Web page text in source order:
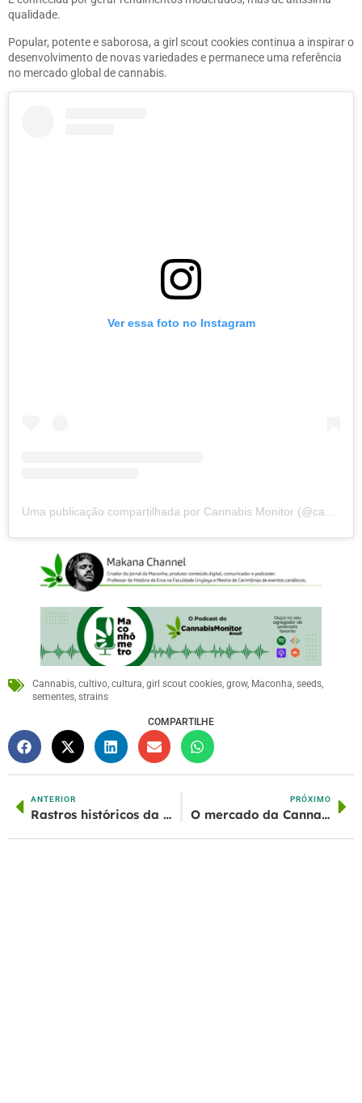
qualidade.
Popular, potente e saborosa, a girl scout cookies continua a inspirar o
desenvolvimento de novas variedades e permanece uma referência
no mercado global de cannabis.
Ver essa foto no Instagram
Cannabis, cultivo, cultura, girl scout cookies, grow, Maconha, seeds,
sementes, strains
COMPARTILHE
ANTERIOR
Rastros históricos da cannabis
PRÓXIMO
O mercado da Cannabis é das mulheres